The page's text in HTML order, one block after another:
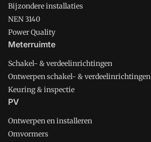
Bijzondere installaties
NEN 3140
Power Quality
Meterruimte
Schakel- & verdeelinrichtingen
Ontwerpen schakel- & verdeelinrichtingen
Keuring & inspectie
PV
Ontwerpen en installeren
Omvormers